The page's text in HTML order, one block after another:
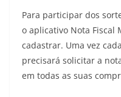
Para participar dos
o aplicativo Nota Fiscal
cadastrar. Uma vez
precisará solicitar a
em todas as suas